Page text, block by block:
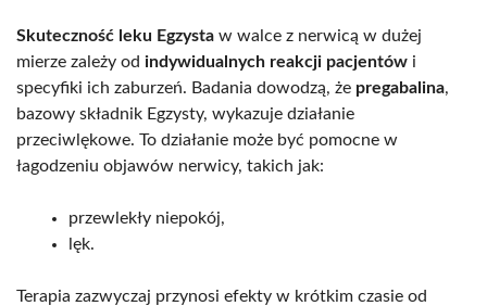
Skuteczność leku Egzysta w walce z nerwicą w dużej
mierze zależy od indywidualnych reakcji pacjentów i
specyfiki ich zaburzeń. Badania dowodzą, że pregabalina,
bazowy składnik Egzysty, wykazuje działanie
przeciwlękowe. To działanie może być pomocne w
łagodzeniu objawów nerwicy, takich jak:
przewlekły niepokój,
lęk.
Terapia zazwyczaj przynosi efekty w krótkim czasie od